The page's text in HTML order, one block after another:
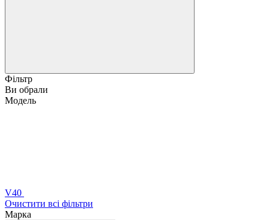
Фільтр
Ви обрали
Модель
V40
Очистити всі фільтри
Марка